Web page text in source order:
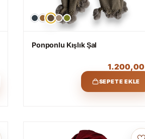
Ponponlu Kışlık Şal
1.200,00
SEPETE EKLE